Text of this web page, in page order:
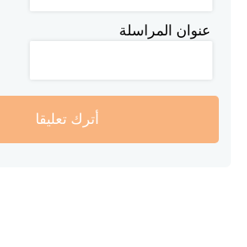
عنوان المراسلة
أترك تعليقا